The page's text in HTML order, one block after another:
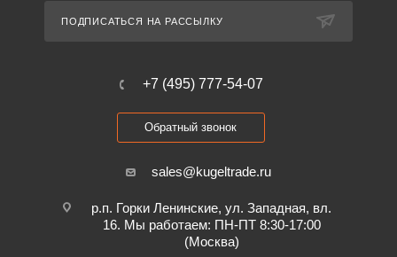
ПОДПИСАТЬСЯ НА РАССЫЛКУ
+7 (495) 777-54-07
Обратный звонок
sales@kugeltrade.ru
р.п. Горки Ленинские, ул. Западная, вл.
16. Мы работаем: ПН-ПТ 8:30-17:00
(Москва)